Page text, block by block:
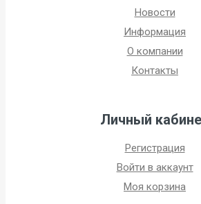
Новости
Информация
О компании
Контакты
Личный
Регистрация
Войти в аккаунт
Моя корзина